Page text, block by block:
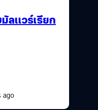
ลแวร์เรียก
ago